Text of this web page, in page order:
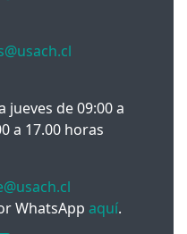
de 09:00 a
a 17.00 horas
WhatsApp aquí.